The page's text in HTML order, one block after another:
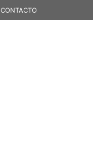
CONTACTO